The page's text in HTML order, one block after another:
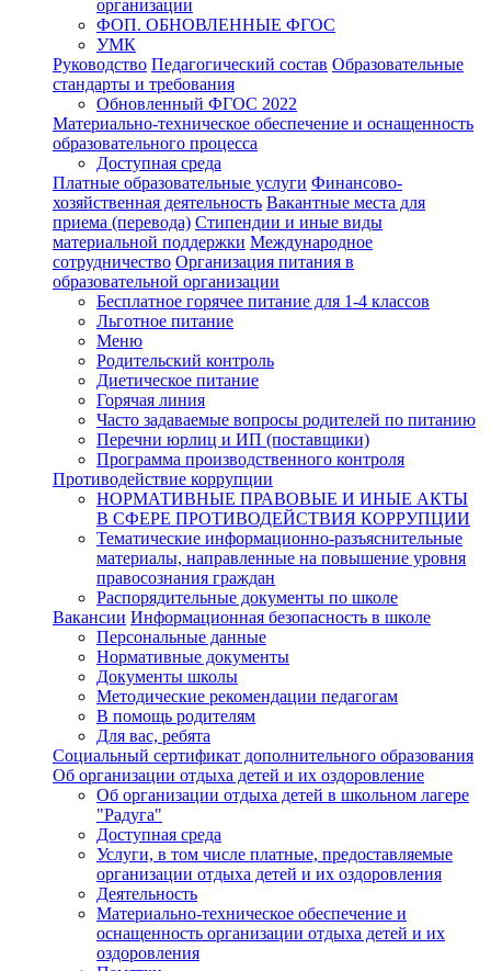
организации
ФОП. ОБНОВЛЕННЫЕ ФГОС
УМК
Руководство Педагогический состав Образовательные
стандарты и требования
Обновленный ФГОС 2022
Материально-техническое обеспечение и оснащенность
образовательного процесса
Доступная среда
Платные образовательные услуги Финансово-
хозяйственная деятельность Вакантные места для
приема (перевода) Стипендии и иные виды
материальной поддержки Международное
сотрудничество Организация питания в
образовательной организации
Бесплатное горячее питание для 1-4 классов
Льготное питание
Меню
Родительский контроль
Диетическое питание
Горячая линия
Часто задаваемые вопросы родителей по питанию
Перечни юрлиц и ИП (поставщики)
Программа производственного контроля
Противодействие коррупции
НОРМАТИВНЫЕ ПРАВОВЫЕ И ИНЫЕ АКТЫ
В СФЕРЕ ПРОТИВОДЕЙСТВИЯ КОРРУПЦИИ
Тематические информационно-разъяснительные
материалы, направленные на повышение уровня
правосознания граждан
Распорядительные документы по школе
Вакансии Информационная безопасность в школе
Персональные данные
Нормативные документы
Документы школы
Методические рекомендации педагогам
В помощь родителям
Для вас, ребята
Социальный сертификат дополнительного образования
Об организации отдыха детей и их оздоровление
Об организации отдыха детей в школьном лагере
"Радуга"
Доступная среда
Услуги, в том числе платные, предоставляемые
организации отдыха детей и их оздоровления
Деятельность
Материально-техническое обеспечение и
оснащенность организации отдыха детей и их
оздоровления